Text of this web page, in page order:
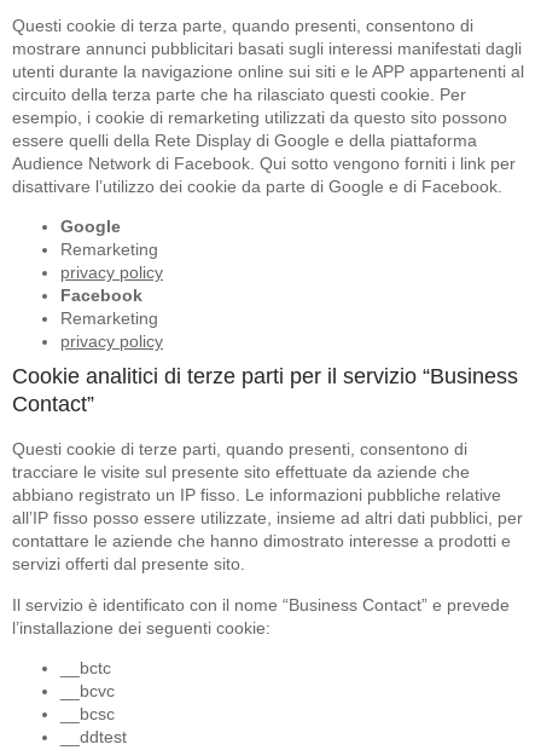
Questi cookie di terza parte, quando presenti, consentono di
mostrare annunci pubblicitari basati sugli interessi manifestati dagli
utenti durante la navigazione online sui siti e le APP appartenenti al
circuito della terza parte che ha rilasciato questi cookie. Per
esempio, i cookie di remarketing utilizzati da questo sito possono
essere quelli della Rete Display di Google e della piattaforma
Audience Network di Facebook. Qui sotto vengono forniti i link per
disattivare l’utilizzo dei cookie da parte di Google e di Facebook.
Google
Remarketing
privacy policy
Facebook
Remarketing
privacy policy
Cookie analitici di terze parti per il servizio “Business
Contact”
Questi cookie di terze parti, quando presenti, consentono di
tracciare le visite sul presente sito effettuate da aziende che
abbiano registrato un IP fisso. Le informazioni pubbliche relative
all’IP fisso posso essere utilizzate, insieme ad altri dati pubblici, per
contattare le aziende che hanno dimostrato interesse a prodotti e
servizi offerti dal presente sito.
Il servizio è identificato con il nome “Business Contact” e prevede
l’installazione dei seguenti cookie:
__bctc
__bcvc
__bcsc
__ddtest